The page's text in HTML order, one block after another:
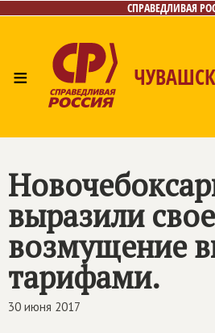
СПРАВЕДЛИВАЯ
≡
выразили свое
возмущение
тарифами.
30 июня 2017